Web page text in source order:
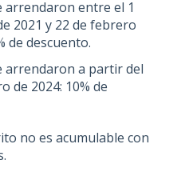
arrendaron entre el 1
2021 y 22 de febrero
de descuento.
arrendaron a partir del
de 2024: 10% de
no es acumulable con